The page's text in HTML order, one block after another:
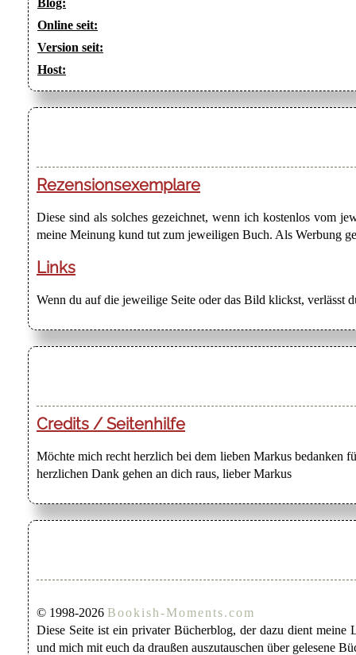
Blog:
Online seit:
Version seit:
Host:
Rezensionsexemplare
Diese sind als solches gezeichnet, wenn ich kostenlos vom
meine Meinung kund tut zum jeweiligen Buch. Als Werbung
Links
Wenn du auf die jeweilige Seite oder das Bild klickst, verlässt
Credits / Seitenhilfe
Möchte mich recht herzlich bei dem lieben Markus bedanken
herzlichen Dank gehen an dich raus, lieber Markus
© 1998-2026 Bookish-Moments.com
Diese Seite ist ein privater Bücherblog, der dazu dient meine
und mich mit euch da draußen auszutauschen über gelesene